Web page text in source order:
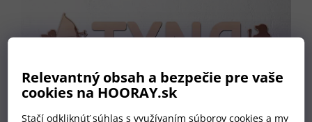
Relevantný obsah a bezpečie pre vaše
cookies na HOORAY.sk
Stačí odkliknúť súhlas s využívaním súborov cookies a my